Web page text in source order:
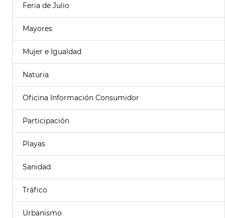
Feria de Julio
Mayores
Mujer e Igualdad
Naturia
Oficina Información Consumidor
Participación
Playas
Sanidad
Tráfico
Urbanismo